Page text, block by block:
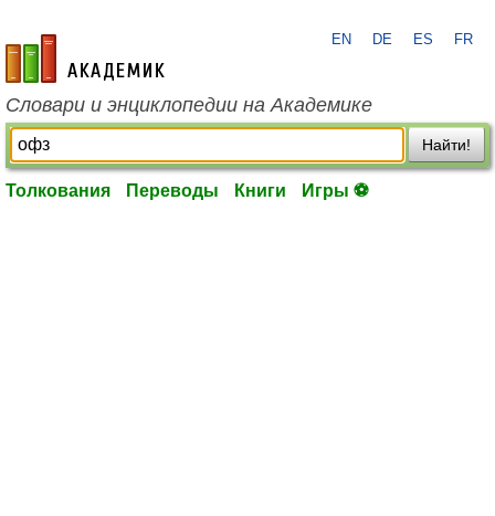
academic.ru
EN DE ES FR
Словари и энциклопедии на Академике
Найти!
Толкования Переводы Книги Игры ⚽